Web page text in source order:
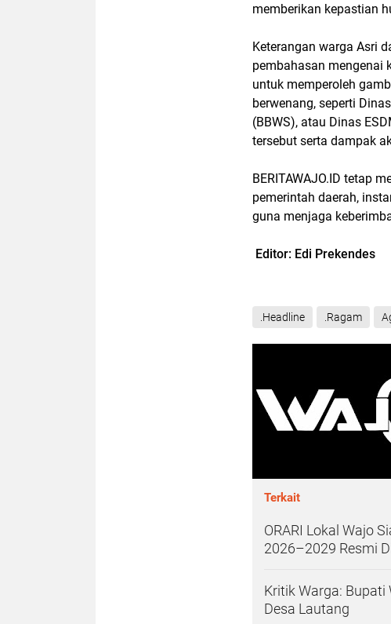
memberikan kepastian
Keterangan warga Asri
pembahasan mengenai
untuk memperoleh
berwenang, seperti
(BBWS), atau Dinas
tersebut serta dampak
BERITAWAJO.ID tetap
pemerintah daerah,
guna menjaga
Editor: Edi Prekendes
.Headline .Ragam
Terkait
ORARI Lokal Wajo
2026–2029 Resmi
Kritik Warga: Bupati
Desa Lautang